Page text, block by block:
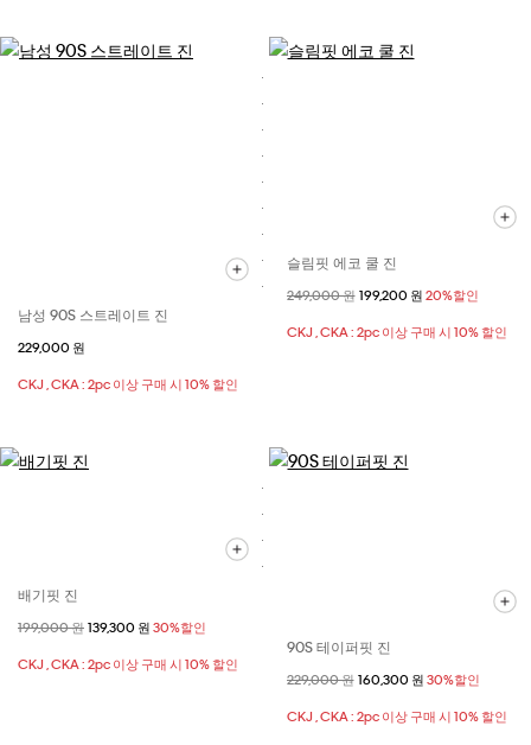
남성 90S 스트레이트 진
229,000 원
CKJ , CKA : 2pc 이상 구매 시 10% 할인
슬림핏 에코 쿨 진
할인 전 가격
249,000 원할인된 가격
199,200 원 20%할인
CKJ , CKA : 2pc 이상 구매 시 10% 할인
배기핏 진
할인 전 가격
199,000 원 할인된 가격
139,300 원 30%할인
CKJ , CKA : 2pc 이상 구매 시 10% 할인
90S 테이퍼핏 진
할인 전 가격
229,000 원할인된 가격
160,300 원 30%할인
CKJ , CKA : 2pc 이상 구매 시 10% 할인